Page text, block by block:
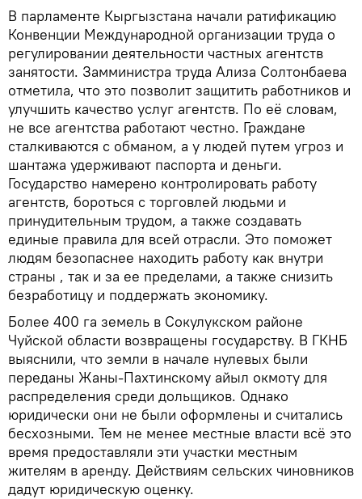
В парламенте Кыргызстана начали ратификацию
Конвенции Международной организации труда о
регулировании деятельности частных агентств
занятости. Замминистра труда Ализа Солтонбаева
отметила, что это позволит защитить работников и
улучшить качество услуг агентств. По её словам,
не все агентства работают честно. Граждане
сталкиваются с обманом, а у людей путем угроз и
шантажа удерживают паспорта и деньги.
Государство намерено контролировать работу
агентств, бороться с торговлей людьми и
принудительным трудом, а также создавать
единые правила для всей отрасли. Это поможет
людям безопаснее находить работу как внутри
страны , так и за ее пределами, а также снизить
безработицу и поддержать экономику.
Более 400 га земель в Сокулукском районе
Чуйской области возвращены государству. В ГКНБ
выяснили, что земли в начале нулевых были
переданы Жаны-Пахтинскому айыл окмоту для
распределения среди дольщиков. Однако
юридически они не были оформлены и считались
бесхозными. Тем не менее местные власти всё это
время предоставляли эти участки местным
жителям в аренду. Действиям сельских чиновников
дадут юридическую оценку.